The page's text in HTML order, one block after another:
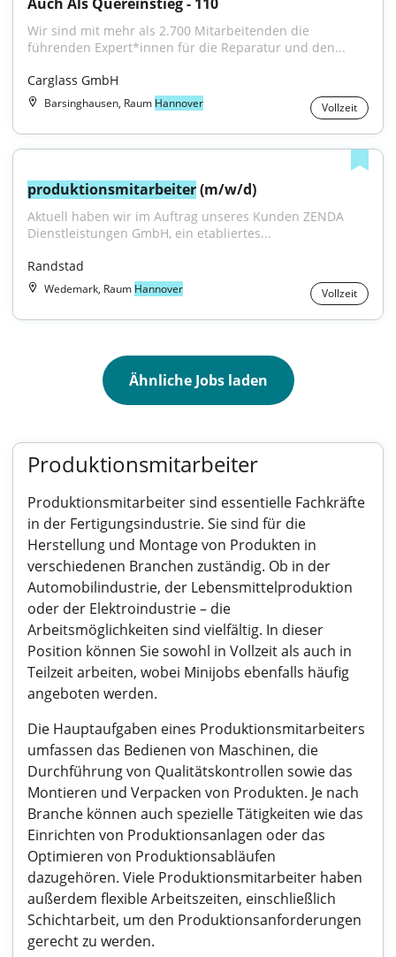
Wir sind mit mehr als 2.700 Mitarbeitenden die
führenden Expert*innen für die Reparatur und den...
Carglass GmbH
Barsinghausen, Raum Hannover Vollzeit
produktionsmitarbeiter (m/w/d)
Aktuell haben wir im Auftrag unseres Kunden ZENDA
Dienstleistungen GmbH, ein etabliertes...
Randstad
Wedemark, Raum Hannover Vollzeit
Ähnliche Jobs laden
Produktionsmitarbeiter
Produktionsmitarbeiter sind essentielle Fachkräfte
in der Fertigungsindustrie. Sie sind für die
Herstellung und Montage von Produkten in
verschiedenen Branchen zuständig. Ob in der
Automobilindustrie, der Lebensmittelproduktion
oder der Elektroindustrie – die
Arbeitsmöglichkeiten sind vielfältig. In dieser
Position können Sie sowohl in Vollzeit als auch in
Teilzeit arbeiten, wobei Minijobs ebenfalls häufig
angeboten werden.
Die Hauptaufgaben eines Produktionsmitarbeiters
umfassen das Bedienen von Maschinen, die
Durchführung von Qualitätskontrollen sowie das
Montieren und Verpacken von Produkten. Je nach
Branche können auch spezielle Tätigkeiten wie das
Einrichten von Produktionsanlagen oder das
Optimieren von Produktionsabläufen
dazugehören. Viele Produktionsmitarbeiter haben
außerdem flexible Arbeitszeiten, einschließlich
Schichtarbeit, um den Produktionsanforderungen
gerecht zu werden.